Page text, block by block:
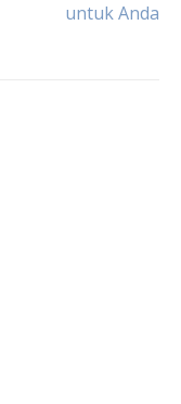
untuk Anda